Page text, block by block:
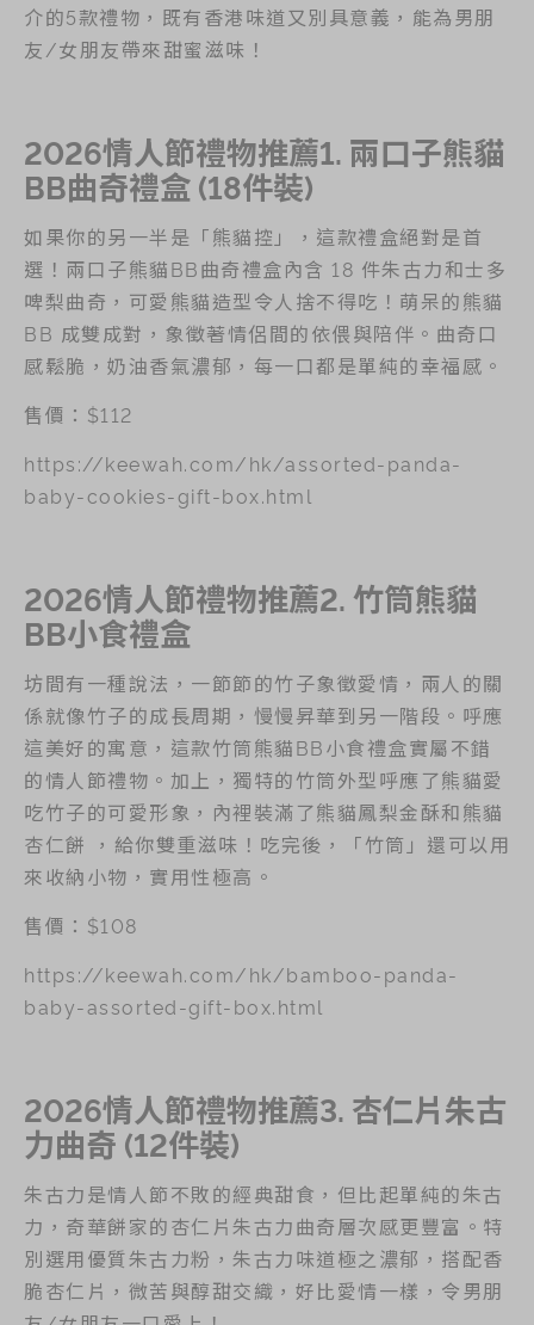
EN 简体
介的5款禮物，既有香港味道又別具意義，能為男朋
友/女朋友帶來甜蜜滋味！
2026情人節禮物推薦1. 兩口子熊貓
BB曲奇禮盒 (18件裝)
如果你的另一半是「熊貓控」，這款禮盒絕對是首
選！兩口子熊貓BB曲奇禮盒內含 18 件朱古力和士多
啤梨曲奇，可愛熊貓造型令人捨不得吃！萌呆的熊貓
BB 成雙成對，象徵著情侶間的依偎與陪伴。曲奇口
感鬆脆，奶油香氣濃郁，每一口都是單純的幸福感。
售價：$112
https://keewah.com/hk/assorted-panda-
baby-cookies-gift-box.html
2026情人節禮物推薦2. 竹筒熊貓
BB小食禮盒
坊間有一種說法，一節節的竹子象徵愛情，兩人的關
係就像竹子的成長周期，慢慢昇華到另一階段。呼應
這美好的寓意，這款竹筒熊貓BB小食禮盒實屬不錯
的情人節禮物。加上，獨特的竹筒外型呼應了熊貓愛
吃竹子的可愛形象，內裡裝滿了熊貓鳳梨金酥和熊貓
杏仁餅 ，給你雙重滋味！吃完後，「竹筒」還可以用
來收納小物，實用性極高。
售價：$108
https://keewah.com/hk/bamboo-panda-
baby-assorted-gift-box.html
2026情人節禮物推薦3. 杏仁片朱古
力曲奇 (12件裝)
朱古力是情人節不敗的經典甜食，但比起單純的朱古
力，奇華餅家的杏仁片朱古力曲奇層次感更豐富。特
別選用優質朱古力粉，朱古力味道極之濃郁，搭配香
脆杏仁片，微苦與醇甜交織，好比愛情一樣，令男朋